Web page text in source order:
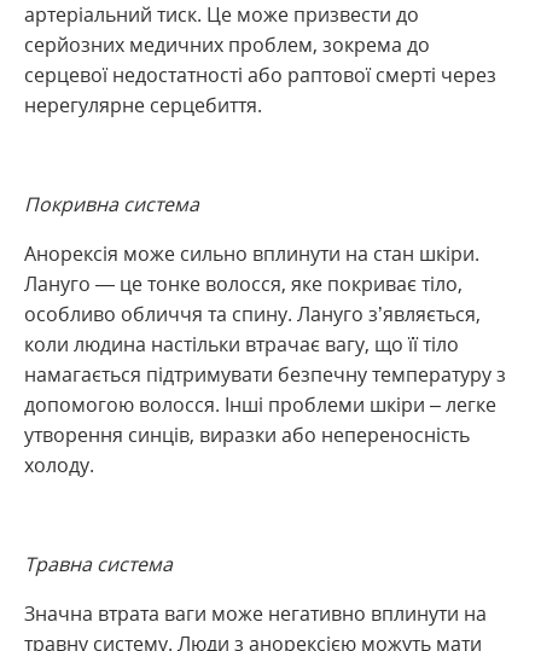
артеріальний тиск. Це може призвести до
серйозних медичних проблем, зокрема до
серцевої недостатності або раптової смерті через
нерегулярне серцебиття.
Покривна система
Анорексія може сильно вплинути на стан шкіри.
Лануго — це тонке волосся, яке покриває тіло,
особливо обличчя та спину. Лануго з’являється,
коли людина настільки втрачає вагу, що її тіло
намагається підтримувати безпечну температуру з
допомогою волосся. Інші проблеми шкіри – легке
утворення синців, виразки або непереносність
холоду.
Травна система
Значна втрата ваги може негативно вплинути на
травну систему. Люди з анорексією можуть мати